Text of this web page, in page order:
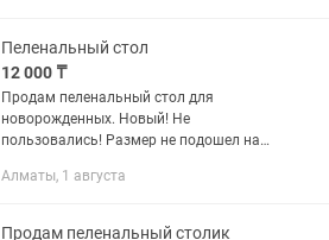
Пеленальный стол
12 000 ₸
Продам пеленальный стол для
новорожденных. Новый! Не
пользовались! Размер не подошел на
детские узкие шкафы. Легко
ключ для сборки....
Алматы, 1 августа
Продам пеленальный столик